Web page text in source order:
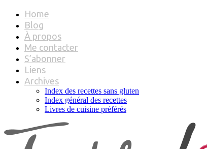
Home
Blog
À propos
Me contacter
S’abonner
Liens
Archives
Index des recettes sans gluten
Index général des recettes
Livres de cuisine préférés